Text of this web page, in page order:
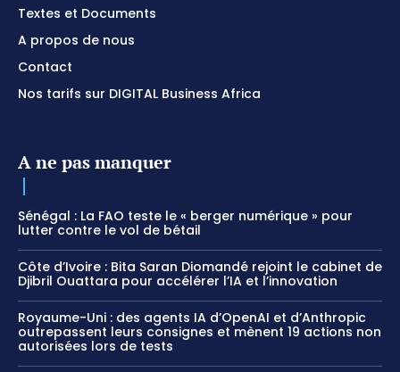
Textes et Documents
A propos de nous
Contact
Nos tarifs sur DIGITAL Business Africa
A ne pas manquer
Sénégal : La FAO teste le « berger numérique » pour
lutter contre le vol de bétail
Côte d’Ivoire : Bita Saran Diomandé rejoint le cabinet de
Djibril Ouattara pour accélérer l’IA et l’innovation
Royaume-Uni : des agents IA d’OpenAI et d’Anthropic
outrepassent leurs consignes et mènent 19 actions non
autorisées lors de tests